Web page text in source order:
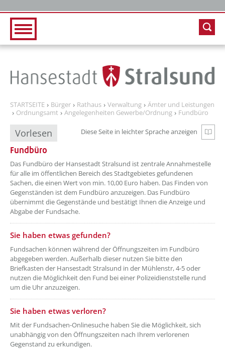
STARTSEITE Bürger Rathaus Verwaltung
Ämter und Leistungen
Ordnungsamt
Angelegenheiten Gewerbe/Ordnung Fundbüro
Vorlesen Diese Seite in leichter Sprache anzeigen
Zur
Fundbüro
Das Fundbüro der Hansestadt Stralsund ist zentrale Annahmestelle
für alle im öffentlichen Bereich des Stadtgebietes gefundenen
Sachen, die einen Wert von min. 10,00 Euro haben. Das Finden von
Gegenständen ist dem Fundbüro anzuzeigen. Das Fundbüro
übernimmt die Gegenstände und bestätigt Ihnen die Anzeige und
Abgabe der Fundsache.
Sie haben etwas gefunden?
Fundsachen können während der Öffnungszeiten im Fundbüro
abgegeben werden. Außerhalb dieser nutzen Sie bitte den
Briefkasten der Hansestadt Stralsund in der Mühlenstr, 4-5 oder
nutzen die Möglichkeit den Fund bei einer Polizeidienststelle rund
um die Uhr anzuzeigen.
Sie haben etwas verloren?
Mit der Fundsachen-Onlinesuche haben Sie die Möglichkeit, sich
unabhängig von den Öffnungszeiten nach Ihrem verlorenen
Gegenstand zu erkundigen.